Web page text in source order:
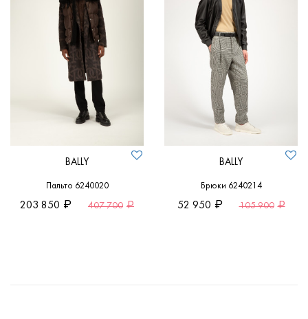
BALLY
Пальто 6240020
203 850 407 700
BALLY
Брюки 6240214
52 950 105 900